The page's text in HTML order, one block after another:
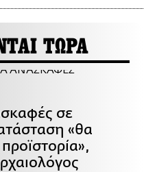
ΤΩΡΑ
σε
«θα